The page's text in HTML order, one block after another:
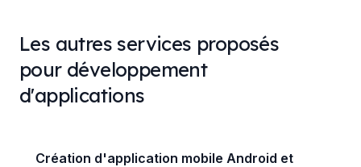
Les autres services proposés
pour développement
d'applications
Création d'application mobile Android et